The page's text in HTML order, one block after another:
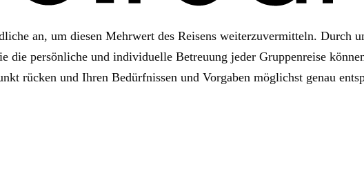
an, um die­sen Mehr­wert des Rei­sens wei­ter­zu­ver­mit­teln. Durch
die per­sön­li­che und indi­vi­du­elle Betreu­ung jeder Grup­pen­reise
rücken und Ihren Bedürf­nis­sen und Vor­ga­ben mög­lichst genau